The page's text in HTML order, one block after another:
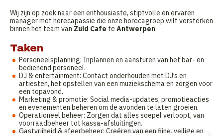
Wij zijn op zoek naar een enthousiaste, stiptvolle en ervaren
manager met horecapassie die onze horecagroep wilt versterken
binnen het team van Zuid Cafe te Antwerpen.
Taken
Personeelsplanning: Inplannen en aansturen van het bar- en
bedienend personeel.
DJ & entertainment: Contact onderhouden met DJ’s en
artiesten, het opstellen van een muziekschema en zorgen voor
een topavond.
Marketing & promotie: Social media-updates, promotieacties
en evenementen beheren om de avonden te laten groeien.
Operationeel beheer: Zorgen dat alles soepel verloopt, van
voorraadbeheer tot kassa-afsluitingen.
Gastvrijheid & sfeerbeheer: Creëren van een fijne, veilige en